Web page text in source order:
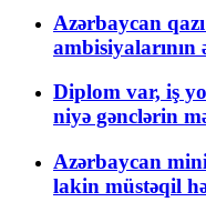
Azərbaycan
ambisiyalarının
Diplom var, iş
niyə gənclərin
Azərbaycan
lakin müstəqil